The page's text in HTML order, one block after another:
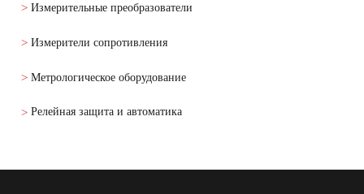
Измерительные преобразователи
Измерители сопротивления
Метрологическое оборудование
Релейная защита и автоматика